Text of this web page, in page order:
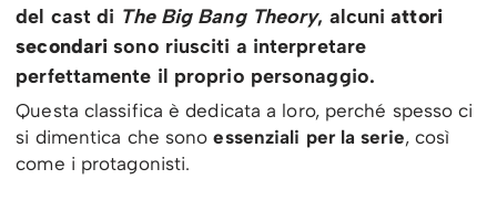
del cast di The Big Bang Theory, alcuniattori
secondari sono riusciti a interpretare
perfettamente il proprio personaggio.
Questa classifica è dedicata a loro, perché spesso ci
si dimentica che sonoessenziali per la serie, così
come i protagonisti.